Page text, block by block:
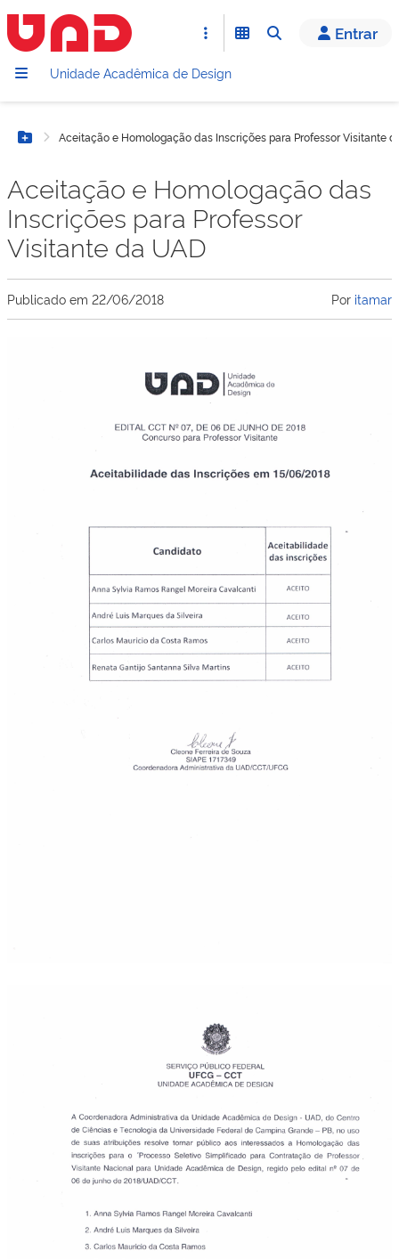
Entrar
Unidade Acadêmica de Design
Botão Menu
Aceitação e Homologação das Inscrições para Professor Visitante
Aceitação e Homologação das
Inscrições para Professor
Visitante da UAD
Publicado em 22/06/2018 Por itamar